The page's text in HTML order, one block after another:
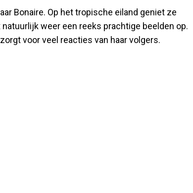
Bonaire. Op het tropische eiland geniet ze
weer een reeks prachtige beelden op.
voor veel reacties van haar volgers.